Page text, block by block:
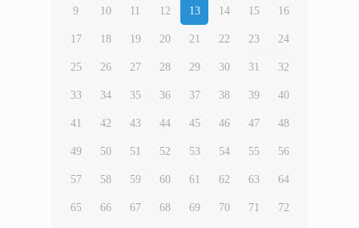
9 10 11 12 13 14 15 16
17 18 19 20 21 22 23 24
25 26 27 28 29 30 31 32
33 34 35 36 37 38 39 40
41 42 43 44 45 46 47 48
49 50 51 52 53 54 55 56
57 58 59 60 61 62 63 64
65 66 67 68 69 70 71 72